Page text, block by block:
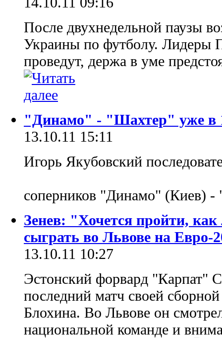
После двухнедельной паузы
Украины по футболу. Лидеры
проведут, держа в уме
"Динамо" - "Шахтер" уже в
13.10.11 15:11
Игорь Якубовский
соперников "Динамо" (Киев)
Зенев: "Хочется пройти,
сыграть во Львове на Евро-
13.10.11 10:27
Эстонский форвард "Карпат"
последний матч своей
Блохина. Во Львове он
национальной команде и